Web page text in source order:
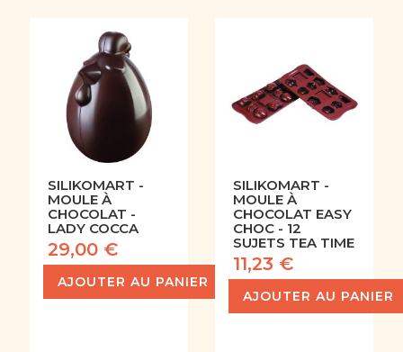
SILIKOMART -
MOULE À
CHOCOLAT -
LADY COCCA
29,00 €
AJOUTER AU PANIER
SILIKOMART -
MOULE À
CHOCOLAT EASY
CHOC - 12
SUJETS TEA TIME
11,23 €
AJOUTER AU PANIER